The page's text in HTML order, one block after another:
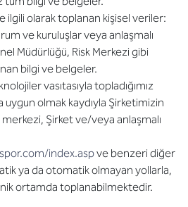
ilgili olarak toplanan kişisel veriler:
ve kuruluşlar veya anlaşmalı
Müdürlüğü, Risk Merkezi gibi
bilgi ve belgeler.
vasıtasıyla topladığımız
uygun olmak kaydıyla Şirketimizin
merkezi, Şirket ve/veya anlaşmalı
index.aspve benzeri diğer
ya da otomatik olmayan yollarla,
ortamda toplanabilmektedir.